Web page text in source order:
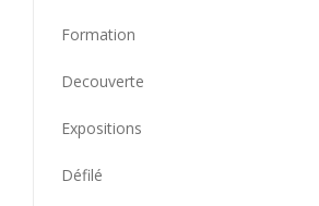
Formation
Decouverte
Expositions
Défilé